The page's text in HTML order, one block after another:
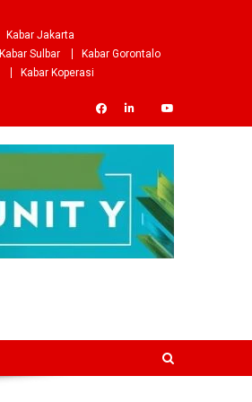
Kabar Jakarta
Kabar Sulbar
Kabar Gorontalo
Kabar Koperasi